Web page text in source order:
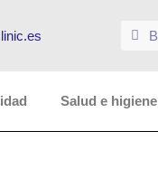
Salud e higiene